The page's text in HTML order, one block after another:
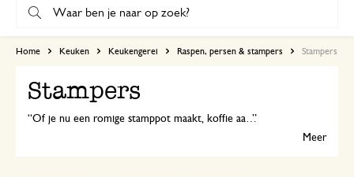
Home Keuken Keukengerei Raspen, persen & stampers Stampers
Stampers
Of je nu een romige stamppot maakt, koffie aandrukt voor een krachtige espresso of kruiden fijnstampt in een vijzel – een goede stamper ligt prettig in de hand, doet zijn werk en gaat jaren mee.
Meer